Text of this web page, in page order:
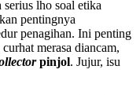
lho soal etika
pentingnya
penagihan. Ini penting
merasa diancam,
pinjol. Jujur, isu